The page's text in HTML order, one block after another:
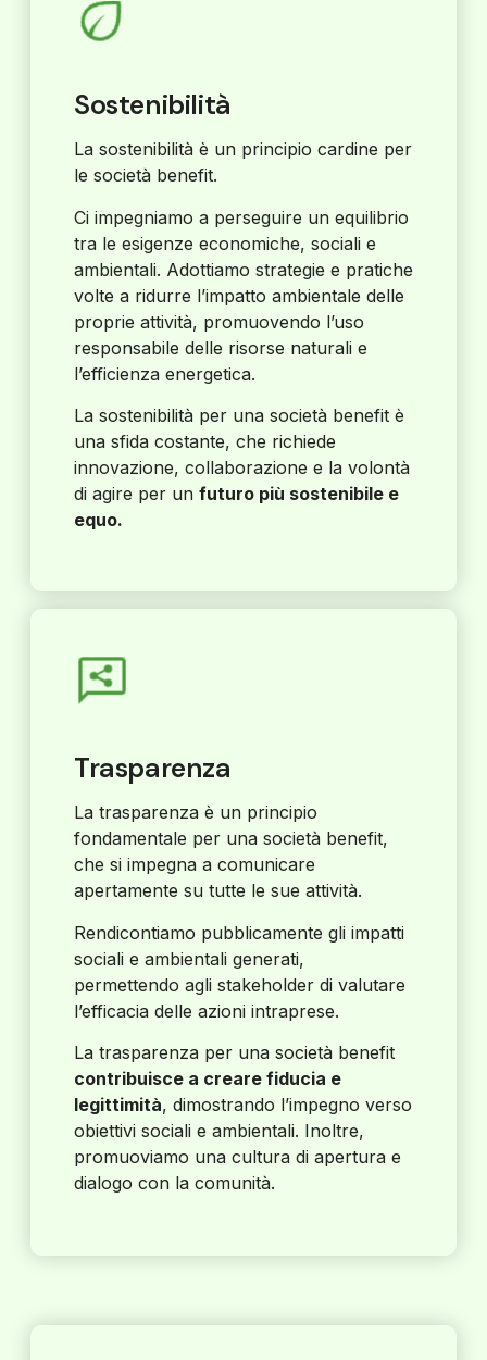
Sostenibilità
La sostenibilità è un principio cardine per
le società benefit.
Ci impegniamo a perseguire un equilibrio
tra le esigenze economiche, sociali e
ambientali. Adottiamo strategie e pratiche
volte a ridurre l’impatto ambientale delle
proprie attività, promuovendo l’uso
responsabile delle risorse naturali e
l’efficienza energetica.
La sostenibilità per una società benefit è
una sfida costante, che richiede
innovazione, collaborazione e la volontà
di agire per un futuro più sostenibile e
equo.
Trasparenza
La trasparenza è un principio
fondamentale per una società benefit,
che si impegna a comunicare
apertamente su tutte le sue attività.
Rendicontiamo pubblicamente gli impatti
sociali e ambientali generati,
permettendo agli stakeholder di valutare
l’efficacia delle azioni intraprese.
La trasparenza per una società benefit
contribuisce a creare fiducia e
legittimità, dimostrando l’impegno verso
obiettivi sociali e ambientali. Inoltre,
promuoviamo una cultura di apertura e
dialogo con la comunità.